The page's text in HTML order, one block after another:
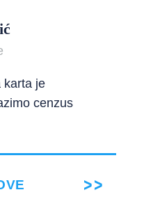
karta je
cenzus